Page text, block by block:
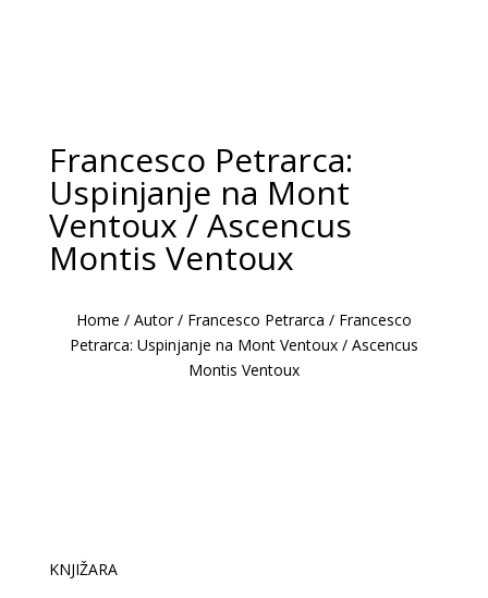
Francesco Petrarca:
Uspinjanje na Mont
Ventoux / Ascencus
Montis Ventoux
Home / Autor/ Francesco Petrarca / Francesco
Petrarca: Uspinjanje na Mont Ventoux / Ascencus
Montis Ventoux
KNJIŽARA